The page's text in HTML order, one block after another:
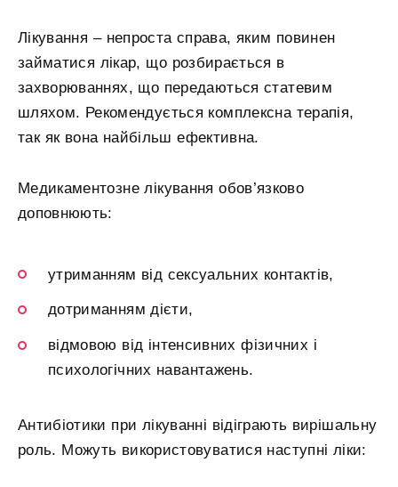
Лікування – непроста справа, яким повинен
займатися лікар, що розбирається в
захворюваннях, що передаються статевим
шляхом. Рекомендується комплексна терапія,
так як вона найбільш ефективна.
Медикаментозне лікування обов’язково
доповнюють:
утриманням від сексуальних контактів,
дотриманням дієти,
відмовою від інтенсивних фізичних і
психологічних навантажень.
Антибіотики при лікуванні відіграють вирішальну
роль. Можуть використовуватися наступні ліки: